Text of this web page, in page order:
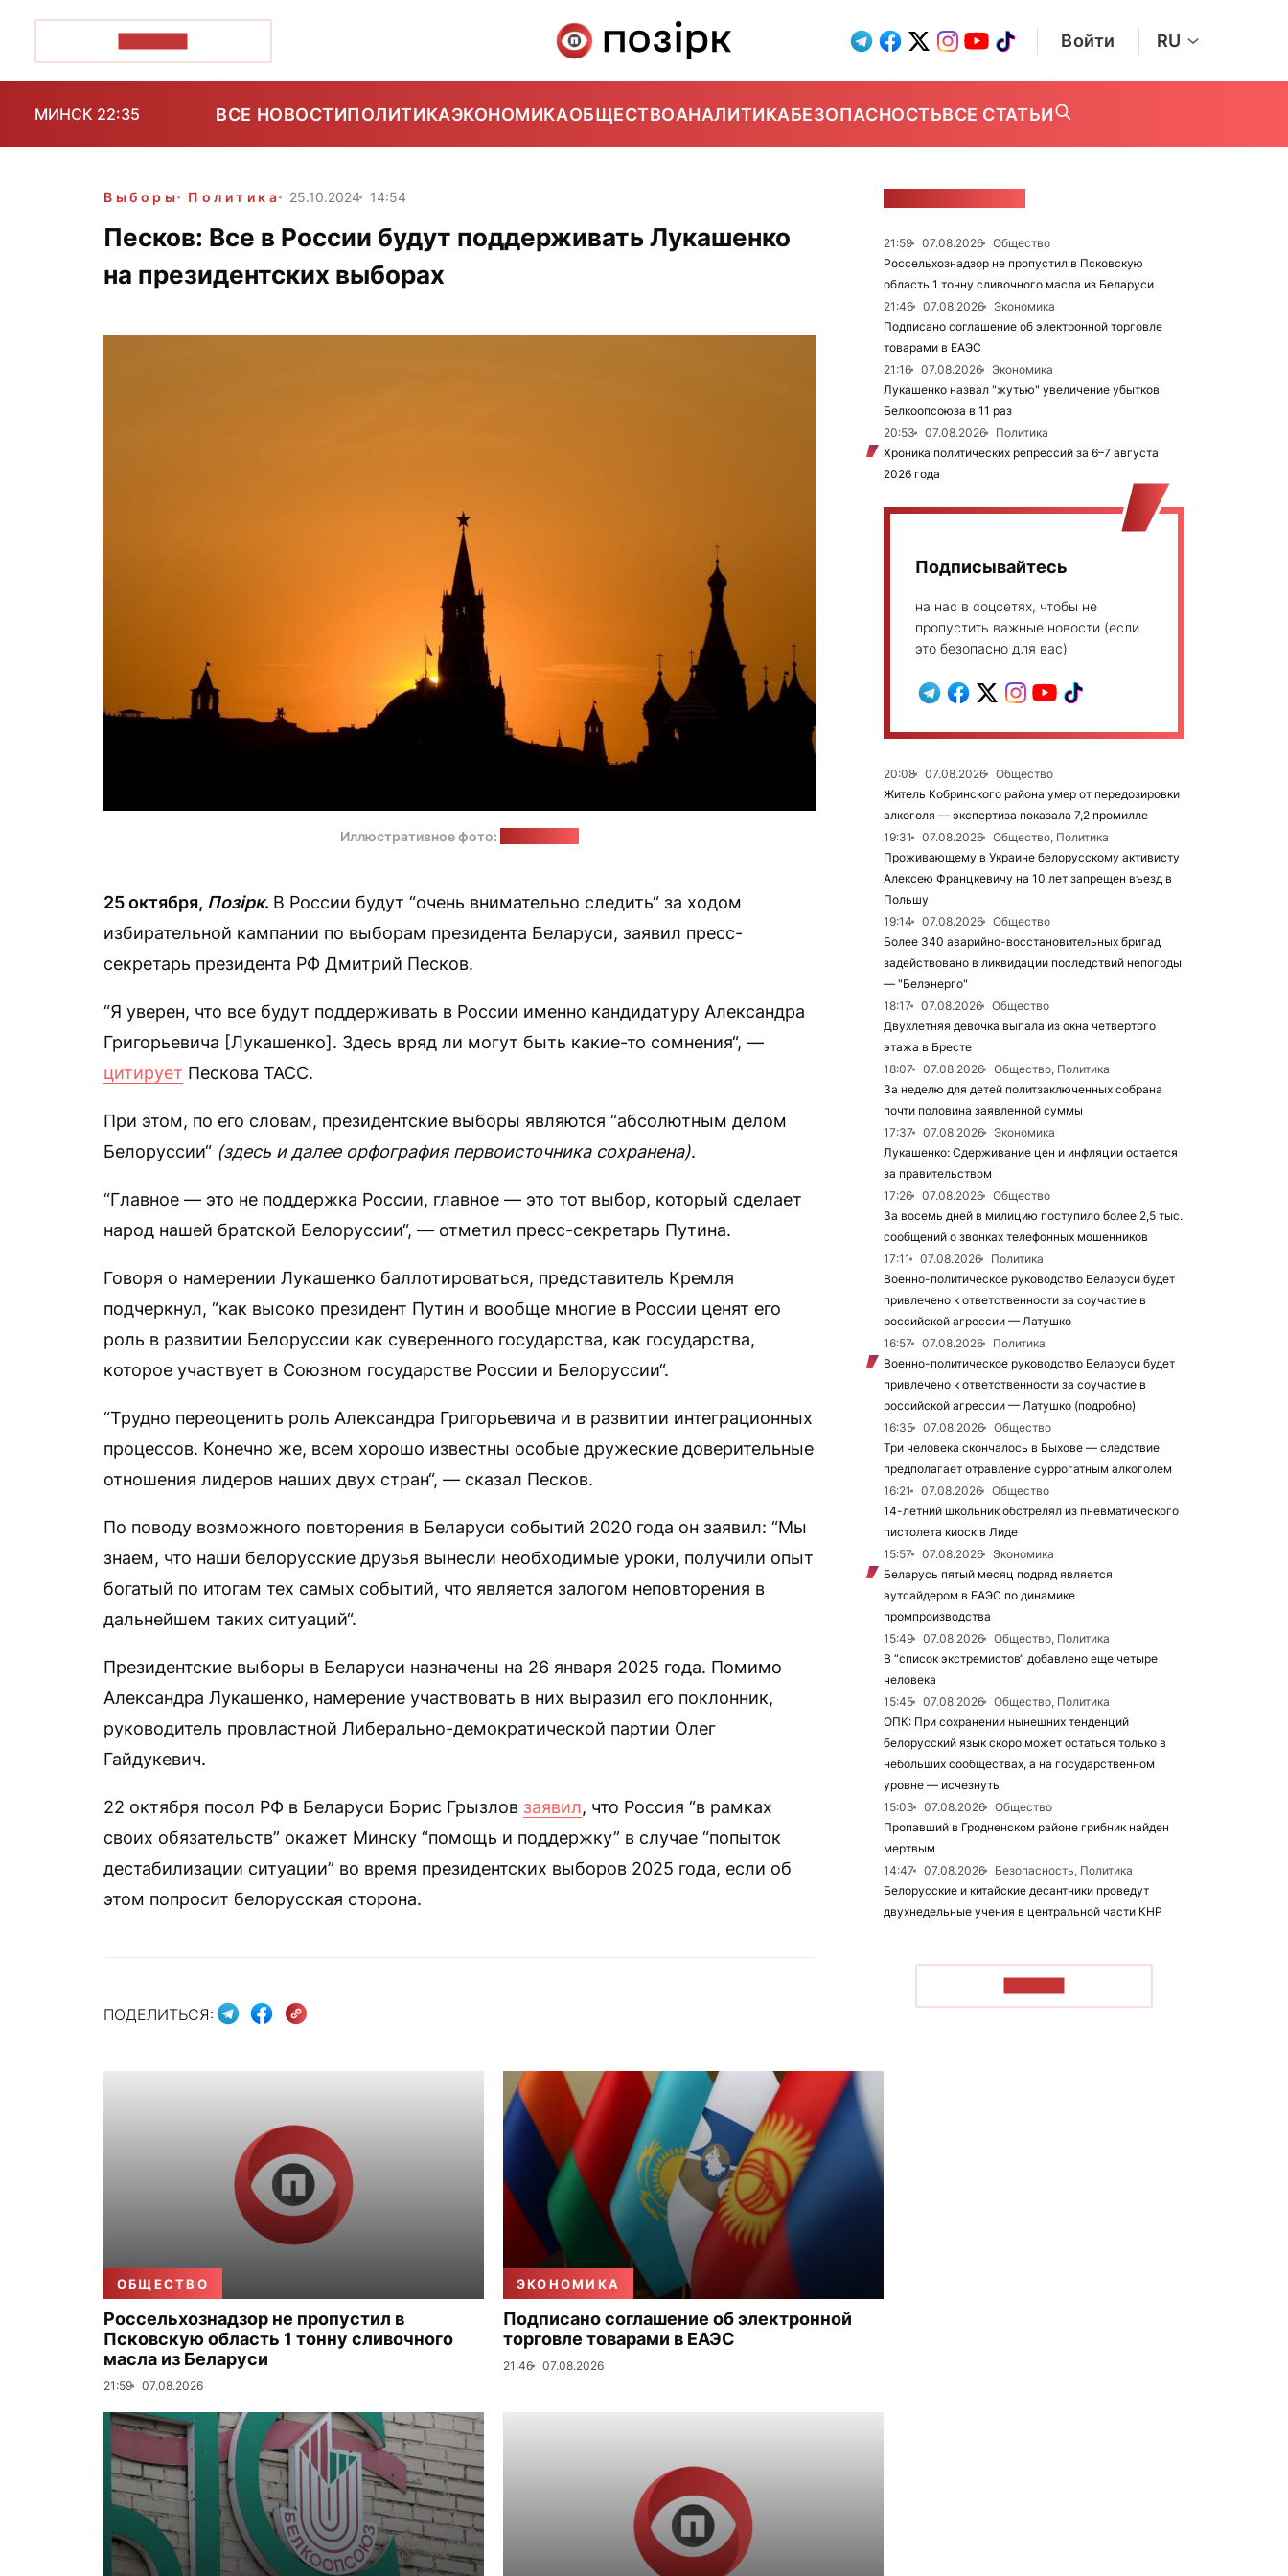
Войти RU
МИНСК 22:35 ВСЕ НОВОСТИПОЛИТИКАЭКОНОМИКАОБЩЕСТВОАНАЛИТИКАБЕЗОПАСНОСТЬВСЕ СТАТЬИ
Выборы Политика 25.10.2024 14:54
Песков: Все в России будут поддерживать Лукашенко
на президентских выборах
Иллюстративное фото:
25 октября, Позірк. В России будут “очень внимательно следить“ за ходом
избирательной кампании по выборам президента Беларуси, заявил пресс-
секретарь президента РФ Дмитрий Песков.
“Я уверен, что все будут поддерживать в России именно кандидатуру Александра
Григорьевича [Лукашенко]. Здесь вряд ли могут быть какие-то сомнения“, —
цитирует Пескова ТАСС.
При этом, по его словам, президентские выборы являются “абсолютным делом
Белоруссии“ (здесь и далее орфография первоисточника сохранена).
“Главное — это не поддержка России, главное — это тот выбор, который сделает
народ нашей братской Белоруссии“, — отметил пресс-секретарь Путина.
Говоря о намерении Лукашенко баллотироваться, представитель Кремля
подчеркнул, “как высоко президент Путин и вообще многие в России ценят его
роль в развитии Белоруссии как суверенного государства, как государства,
которое участвует в Союзном государстве России и Белоруссии“.
“Трудно переоценить роль Александра Григорьевича и в развитии интеграционных
процессов. Конечно же, всем хорошо известны особые дружеские доверительные
отношения лидеров наших двух стран“, — сказал Песков.
По поводу возможного повторения в Беларуси событий 2020 года он заявил: “Мы
знаем, что наши белорусские друзья вынесли необходимые уроки, получили опыт
богатый по итогам тех самых событий, что является залогом неповторения в
дальнейшем таких ситуаций“.
Президентские выборы в Беларуси назначены на 26 января 2025 года. Помимо
Александра Лукашенко, намерение участвовать в них выразил его поклонник,
руководитель провластной Либерально-демократической партии Олег
Гайдукевич.
22 октября посол РФ в Беларуси Борис Грызлов заявил, что Россия “в рамках
своих обязательств” окажет Минску “помощь и поддержку” в случае “попыток
дестабилизации ситуации” во время президентских выборов 2025 года, если об
этом попросит белорусская сторона.
ПОДЕЛИТЬСЯ:
ОБЩЕСТВО
Россельхознадзор не пропустил в
Псковскую область 1 тонну сливочного
масла из Беларуси
21:59 07.08.2026
ЭКОНОМИКА
Подписано соглашение об электронной
торговле товарами в ЕАЭС
21:46 07.08.2026
21:59 07.08.2026
Общество
Россельхознадзор не пропустил в Псковскую
область 1 тонну сливочного масла из Беларуси
21:46
07.08.2026
Экономика
Подписано соглашение об электронной торговле
товарами в ЕАЭС
21:16
07.08.2026
Экономика
Лукашенко назвал "жутью" увеличение убытков
Белкоопсоюза в 11 раз
20:53
07.08.2026
Политика
Хроника политических репрессий за 6–7 августа
2026 года
Подписывайтесь
на нас в соцсетях, чтобы не
пропустить важные новости (если
это безопасно для вас)
20:08 07.08.2026
Общество
Житель Кобринского района умер от передозировки
алкоголя — экспертиза показала 7,2 промилле
19:31
07.08.2026
Общество, Политика
Проживающему в Украине белорусскому активисту
Алексею Францкевичу на 10 лет запрещен въезд в
Польшу
19:14
07.08.2026
Общество
Более 340 аварийно-восстановительных бригад
задействовано в ликвидации последствий непогоды
— "Белэнерго"
18:17
07.08.2026
Общество
Двухлетняя девочка выпала из окна четвертого
этажа в Бресте
18:07
07.08.2026
Общество, Политика
За неделю для детей политзаключенных собрана
почти половина заявленной суммы
17:37
07.08.2026
Экономика
Лукашенко: Сдерживание цен и инфляции остается
за правительством
17:26
07.08.2026
Общество
За восемь дней в милицию поступило более 2,5 тыс.
сообщений о звонках телефонных мошенников
17:11
07.08.2026
Политика
Военно-политическое руководство Беларуси будет
привлечено к ответственности за соучастие в
российской агрессии — Латушко
16:57
07.08.2026
Политика
Военно-политическое руководство Беларуси будет
привлечено к ответственности за соучастие в
российской агрессии — Латушко (подробно)
16:35
07.08.2026
Общество
Три человека скончалось в Быхове — следствие
предполагает отравление суррогатным алкоголем
16:21
07.08.2026
Общество
14-летний школьник обстрелял из пневматического
пистолета киоск в Лиде
15:57
07.08.2026
Экономика
Беларусь пятый месяц подряд является
аутсайдером в ЕАЭС по динамике
промпроизводства
15:49
07.08.2026
Общество, Политика
В “список экстремистов“ добавлено еще четыре
человека
15:45
07.08.2026
Общество, Политика
ОПК: При сохранении нынешних тенденций
белорусский язык скоро может остаться только в
небольших сообществах, а на государственном
уровне — исчезнуть
15:03
07.08.2026
Общество
Пропавший в Гродненском районе грибник найден
мертвым
14:47
07.08.2026
Безопасность, Политика
Белорусские и китайские десантники проведут
двухнедельные учения в центральной части КНР